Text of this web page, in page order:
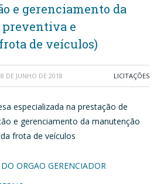
e gerenciamento da
e
de veículos)
DE JUNHO DE 2018 LICITAÇÕES
especializada na prestação de
e gerenciamento da manutenção
frota de veículos
ORGAO GERENCIADOR